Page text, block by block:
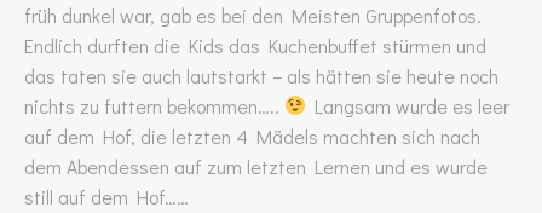
früh dunkel war, gab es bei den Meisten Gruppenfotos.
Endlich durften die Kids das Kuchenbuffet stürmen und
das taten sie auch lautstarkt – als hätten sie heute noch
nichts zu futtern bekommen…..
Langsam wurde es leer
auf dem Hof, die letzten 4 Mädels machten sich nach
dem Abendessen auf zum letzten Lernen und es wurde
still auf dem Hof……